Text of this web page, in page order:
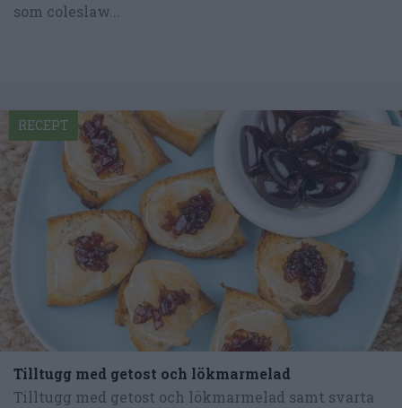
som coleslaw...
Tilltugg med getost och lökmarmelad
Tilltugg med getost och lökmarmelad samt svarta
RECEPT